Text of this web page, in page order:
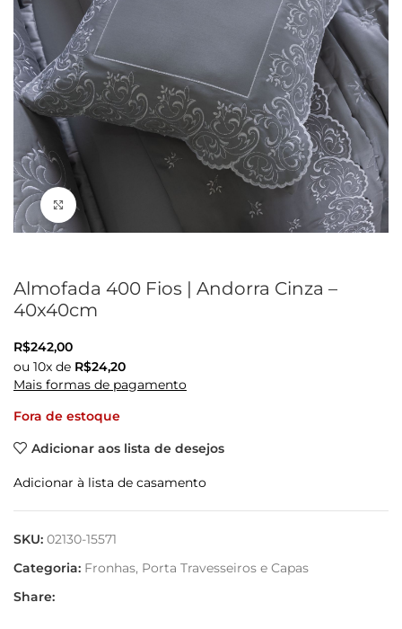
Clique para ampliar
Almofada 400 Fios | Andorra Cinza –
40x40cm
R$242,00
ou 10x de R$24,20
Mais formas de pagamento
Fora de estoque
Adicionar aos lista de desejos
Adicionar à lista de casamento
SKU: 02130-15571
Categoria: Fronhas, Porta Travesseiros e Capas
Share: